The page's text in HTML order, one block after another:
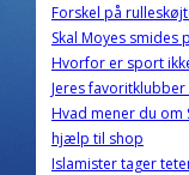
Forskel på
Skal Moyes smides
Hvorfor er sport
Jeres
Hvad mener du om
hjælp til shop
Islamister tager